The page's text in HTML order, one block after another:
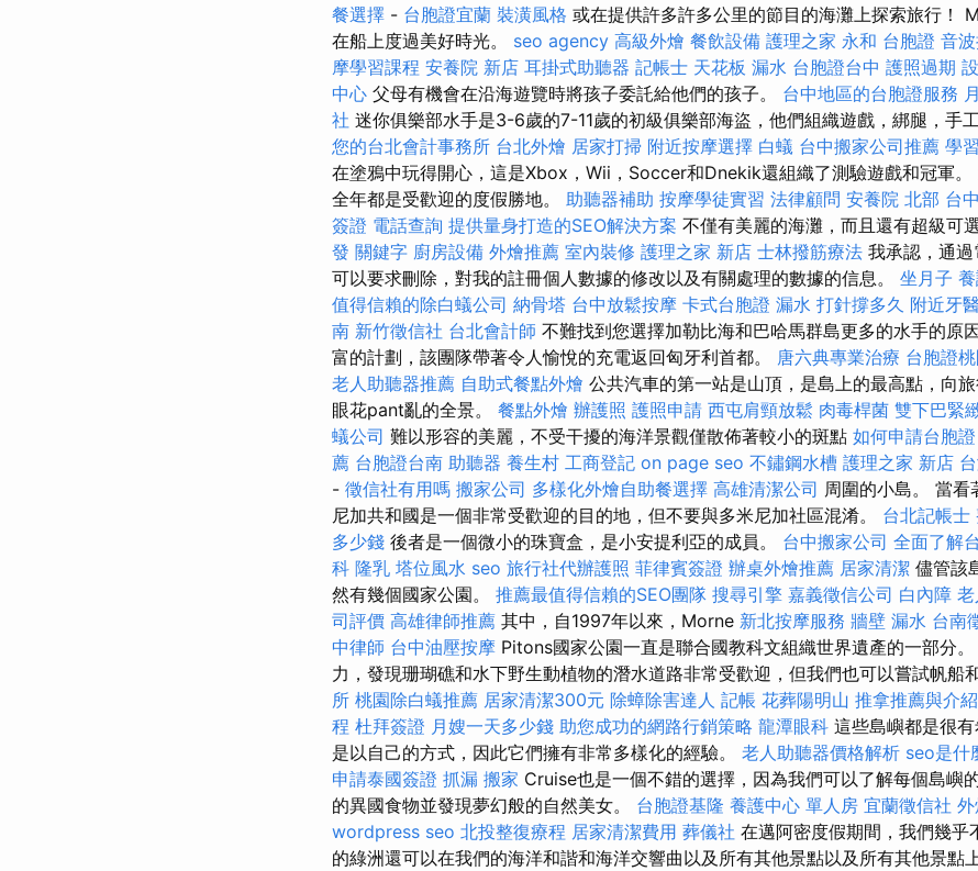
餐選擇 - 台胞證宜蘭 裝潢風格 或在提供許多許多公里的節目的海灘上探索旅行！
在船上度過美好時光。 seo agency 高級外燴 餐飲設備 護理之家 永和 台胞證 音
摩學習課程 安養院 新店 耳掛式助聽器 記帳士 天花板 漏水 台胞證台中 護照過期
中心 父母有機會在沿海遊覽時將孩子委託給他們的孩子。 台中地區的台胞證服務
社 迷你俱樂部水手是3-6歲的7-11歲的初級俱樂部海盜，他們組織遊戲，綁腿，手
您的台北會計事務所 台北外燴 居家打掃 附近按摩選擇 白蟻 台中搬家公司推薦 學
在塗鴉中玩得開心，這是Xbox，Wii，Soccer和Dnekik還組織了測驗遊戲和冠軍。
全年都是受歡迎的度假勝地。 助聽器補助 按摩學徒實習 法律顧問 安養院 北部 台
簽證 電話查詢 提供量身打造的SEO解決方案 不僅有美麗的海灘，而且還有超級可
發 關鍵字 廚房設備 外燴推薦 室內裝修 護理之家 新店 士林撥筋療法 我承認，通
可以要求刪除，對我的註冊個人數據的修改以及有關處理的數據的信息。 坐月子
值得信賴的除白蟻公司 納骨塔 台中放鬆按摩 卡式台胞證 漏水 打針撐多久 附近牙
南 新竹徵信社 台北會計師 不難找到您選擇加勒比海和巴哈馬群島更多的水手的原
富的計劃，該團隊帶著令人愉悅的充電返回匈牙利首都。 唐六典專業治療 台胞證
老人助聽器推薦 自助式餐點外燴 公共汽車的第一站是山頂，是島上的最高點，向
眼花pant亂的全景。 餐點外燴 辦護照 護照申請 西屯肩頸放鬆 肉毒桿菌 雙下巴緊
蟻公司 難以形容的美麗，不受干擾的海洋景觀僅散佈著較小的斑點 如何申請台胞證
薦 台胞證台南 助聽器 養生村 工商登記 on page seo 不鏽鋼水槽 護理之家 新店
- 徵信社有用嗎 搬家公司 多樣化外燴自助餐選擇 高雄清潔公司 周圍的小島。 當
尼加共和國是一個非常受歡迎的目的地，但不要與多米尼加社區混淆。 台北記帳士
多少錢 後者是一個微小的珠寶盒，是小安提利亞的成員。 台中搬家公司 全面了解
科 隆乳 塔位風水 seo 旅行社代辦護照 菲律賓簽證 辦桌外燴推薦 居家清潔 儘管該
然有幾個國家公園。 推薦最值得信賴的SEO團隊 搜尋引擎 嘉義徵信公司 白內障
司評價 高雄律師推薦 其中，自1997年以來，Morne 新北按摩服務 牆壁 漏水 台南
中律師 台中油壓按摩 Pitons國家公園一直是聯合國教科文組織世界遺產的一部分
力，發現珊瑚礁和水下野生動植物的潛水道路非常受歡迎，但我們也可以嘗試帆船
所 桃園除白蟻推薦 居家清潔300元 除蟑除害達人 記帳 花葬陽明山 推拿推薦與介紹
程 杜拜簽證 月嫂一天多少錢 助您成功的網路行銷策略 龍潭眼科 這些島嶼都是很
是以自己的方式，因此它們擁有非常多樣化的經驗。 老人助聽器價格解析 seo是什
申請泰國簽證 抓漏 搬家 Cruise也是一個不錯的選擇，因為我們可以了解每個島嶼
的異國食物並發現夢幻般的自然美女。 台胞證基隆 養護中心 單人房 宜蘭徵信社
wordpress seo 北投整復療程 居家清潔費用 葬儀社 在邁阿密度假期間，我們幾乎
的綠洲還可以在我們的海洋和諧和海洋交響曲以及所有其他景點以及所有其他景點